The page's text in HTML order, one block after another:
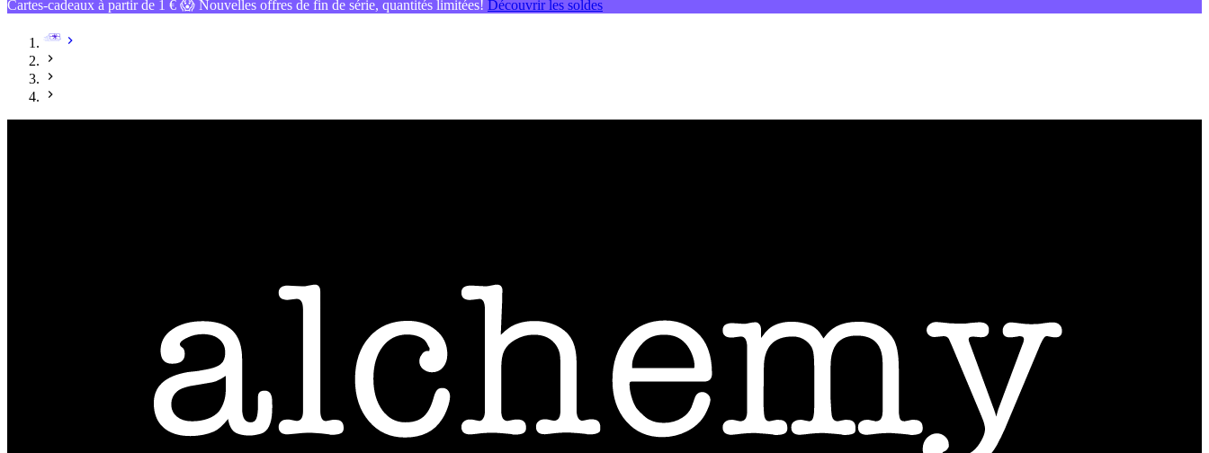
Cartes-cadeaux à partir de 1 € 😱 Nouvelles offres de fin de série, quantités limitées! Découvrir les soldes